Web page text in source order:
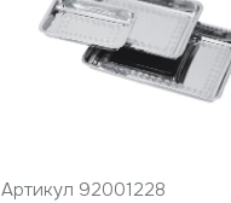
Артикул 92001228